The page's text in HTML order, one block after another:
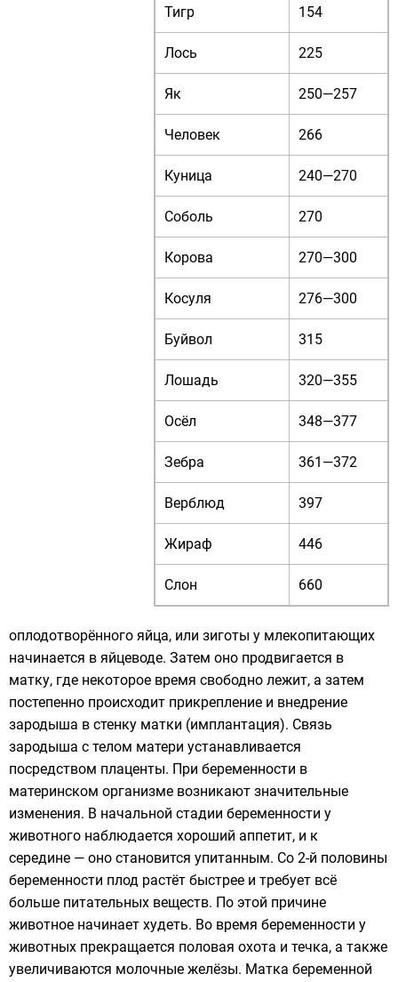
Тигр 154
Лось 225
Як 250—257
Человек 266
Куница 240—270
Соболь 270
Корова 270—300
Косуля 276—300
Буйвол 315
Лошадь 320—355
Осёл 348—377
Зебра 361—372
Верблюд 397
Жираф 446
Слон 660
оплодотворённого яйца, или зиготы у млекопитающих
начинается в яйцеводе. Затем оно продвигается в
матку, где некоторое время свободно лежит, а затем
постепенно происходит прикрепление и внедрение
зародыша в стенку матки (имплантация). Связь
зародыша с телом матери устанавливается
посредством плаценты. При беременности в
материнском организме возникают значительные
изменения. В начальной стадии беременности у
животного наблюдается хороший аппетит, и к
середине — оно становится упитанным. Со 2-й половины
беременности плод растёт быстрее и требует всё
больше питательных веществ. По этой причине
животное начинает худеть. Во время беременности у
животных прекращается половая охота и течка, а также
увеличиваются молочные желёзы. Матка беременной